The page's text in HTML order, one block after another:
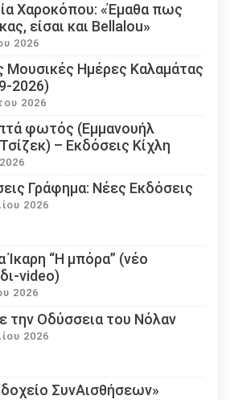
Χαροκόπου: «Έμαθα πως
είσαι και Bellalou»
2026
Μουσικές Ημέρες Καλαμάτας
2026)
2026
φωτός (Εμμανουήλ
– Εκδόσεις Κίχλη
Γράφημα: Νέες Εκδόσεις
2026
Ίκαρη “Η μπόρα” (νέο
video)
2026
την Οδύσσεια του Νόλαν
2026
ΣυνΑισθήσεων»